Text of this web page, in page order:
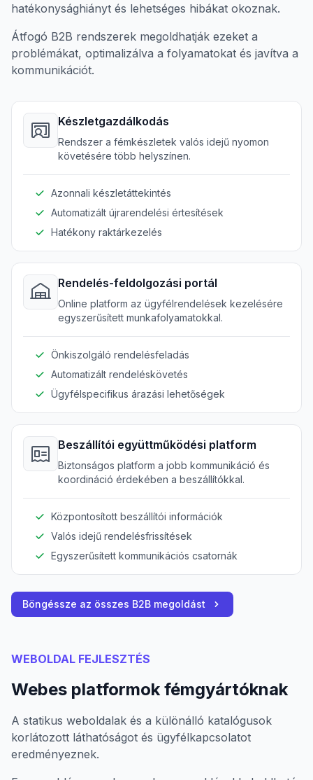
hatékonysághiányt és lehetséges hibákat okoznak.
Átfogó B2B rendszerek megoldhatják ezeket a
problémákat, optimalizálva a folyamatokat és javítva a
kommunikációt.
Készletgazdálkodás
Rendszer a fémkészletek valós idejű nyomon
követésére több helyszínen.
Azonnali készletáttekintés
Automatizált újrarendelési értesítések
Hatékony raktárkezelés
Rendelés-feldolgozási portál
Online platform az ügyfélrendelések kezelésére
egyszerűsített munkafolyamatokkal.
Önkiszolgáló rendelésfeladás
Automatizált rendeléskövetés
Ügyfélspecifikus árazási lehetőségek
Beszállítói együttműködési platform
Biztonságos platform a jobb kommunikáció és
koordináció érdekében a beszállítókkal.
Központosított beszállítói információk
Valós idejű rendelésfrissítések
Egyszerűsített kommunikációs csatornák
Böngéssze az összes B2B megoldást
WEBOLDAL FEJLESZTÉS
Webes platformok fémgyártóknak
A statikus weboldalak és a különálló katalógusok
korlátozott láthatóságot és ügyfélkapcsolatot
eredményeznek.